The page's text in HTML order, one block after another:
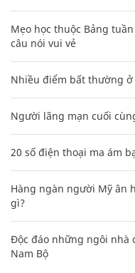
Mẹo học thuộc Bảng
câu nói vui vẻ
Nhiều điểm bất thường ở
Người lãng mạn cuối
20 số điện thoại ma ám
Hàng ngàn người Mỹ ân
gì?
Độc đáo những ngôi nhà
Nam Bộ